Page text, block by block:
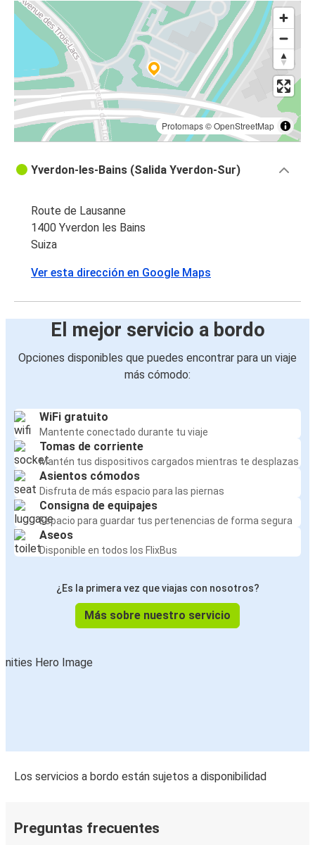
Protomaps©OpenStreetMap
Yverdon-les-Bains (Salida Yverdon-Sur)
Route de Lausanne
1400 Yverdon les Bains
Suiza
Ver esta dirección en Google Maps
El mejor servicio a bordo
Opciones disponibles que puedes encontrar para un viaje
más cómodo:
WiFi gratuito
Mantente conectado durante tu viaje
Tomas de corriente
Mantén tus dispositivos cargados mientras te desplazas
Asientos cómodos
Disfruta de más espacio para las piernas
Consigna de equipajes
Espacio para guardar tus pertenencias de forma segura
Aseos
Disponible en todos los FlixBus
¿Es la primera vez que viajas con nosotros?
Más sobre nuestro servicio
Los servicios a bordo están sujetos a disponibilidad
Preguntas frecuentes